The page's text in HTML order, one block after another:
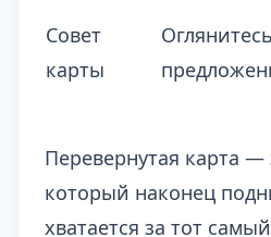
Совет
карты
Перевернутая карта —
который наконец
хватается за тот